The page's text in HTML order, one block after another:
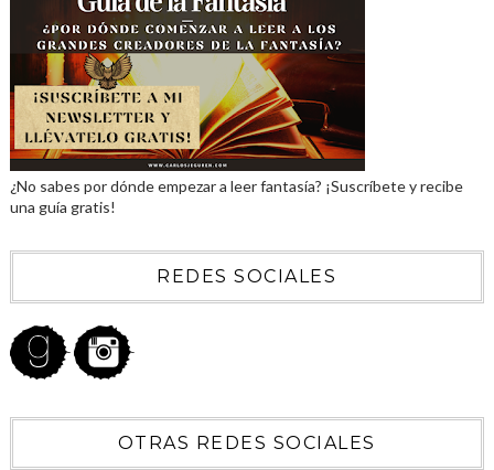
¿No sabes por dónde empezar a leer fantasía? ¡Suscríbete y recibe
una guía gratis!
REDES SOCIALES
OTRAS REDES SOCIALES